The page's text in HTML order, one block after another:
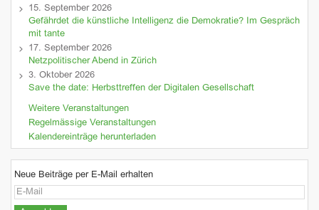
15. September 2026
Gefährdet die künstliche Intelligenz die Demokratie? Im Gespräch
mit tante
17. September 2026
Netzpolitischer Abend in Zürich
3. Oktober 2026
Save the date: Herbsttreffen der Digitalen Gesellschaft
Weitere Veranstaltungen
Regelmässige Veranstaltungen
Kalendereinträge herunterladen
Neue Beiträge per E-Mail erhalten